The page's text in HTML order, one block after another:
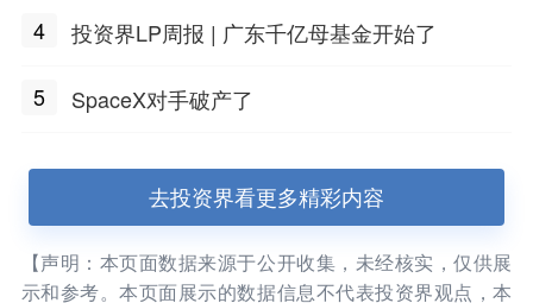
4
投资界LP周报 | 广东千亿母基金开始了
5 SpaceX对手破产了
去投资界看更多精彩内容
【声明：本页面数据来源于公开收集，未经核实，仅供展
示和参考。本页面展示的数据信息不代表投资界观点，本